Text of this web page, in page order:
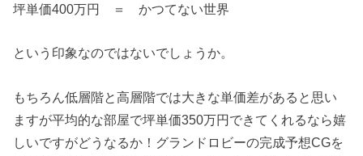
坪単価400万円 ＝ かつてない世界
という印象なのではないでしょうか。
もちろん低層階と高層階では大きな単価差があると思い
ますが平均的な部屋で坪単価350万円できてくれるなら嬉
しいですがどうなるか！グランドロビーの完成予想CGを